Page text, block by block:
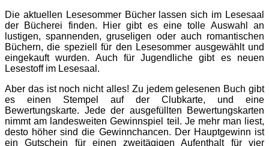
Die aktuellen Lesesommer Bücher lassen sich im Lesesaal
der Bücherei finden. Hier gibt es eine tolle Auswahl an
lustigen, spannenden, gruseligen oder auch romantischen
Büchern, die speziell für den Lesesommer ausgewählt und
eingekauft wurden. Auch für Jugendliche gibt es neuen
Lesestoff im Lesesaal.
Aber das ist noch nicht alles! Zu jedem gelesenen Buch gibt
es einen Stempel auf der Clubkarte, und eine
Bewertungskarte. Jede der ausgefüllten Bewertungskarten
nimmt am landesweiten Gewinnspiel teil. Je mehr man liest,
desto höher sind die Gewinnchancen. Der Hauptgewinn ist
ein Gutschein für einen zweitägigen Aufenthalt für vier